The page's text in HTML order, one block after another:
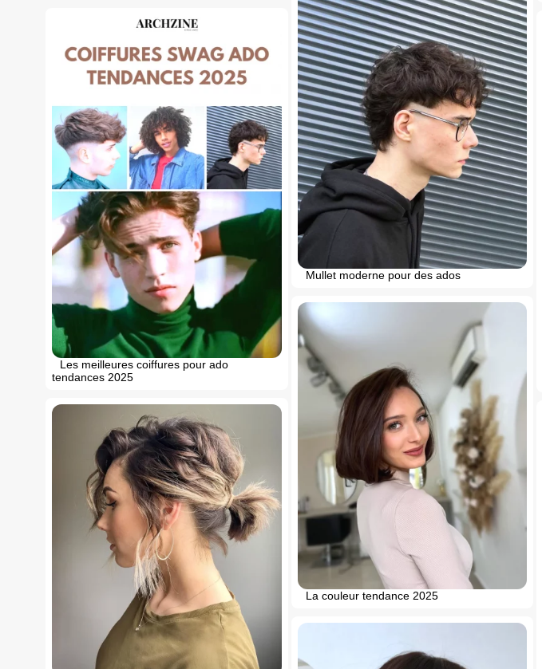
Mullet moderne pour des ados
Les meilleures coiffures pour ado
tendances 2025
La couleur tendance 2025